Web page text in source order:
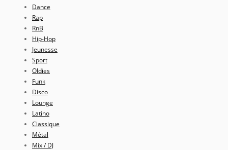
Dance
Rap
RnB
Hip-Hop
Jeunesse
Sport
Oldies
Funk
Disco
Lounge
Latino
Classique
Métal
Mix / DJ